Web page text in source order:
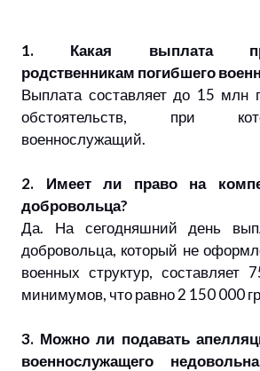
1. Какая выплата
родственникам погибшего
Выплата составляет до 15 млн
обстоятельств, при
военнослужащий.
2. Имеет ли право на
добровольца?
Да. На сегодняшний день
добровольца, который не
военных структур, составляет
минимумов, что равно 2 150 000
3. Можно ли подавать
военнослужащего